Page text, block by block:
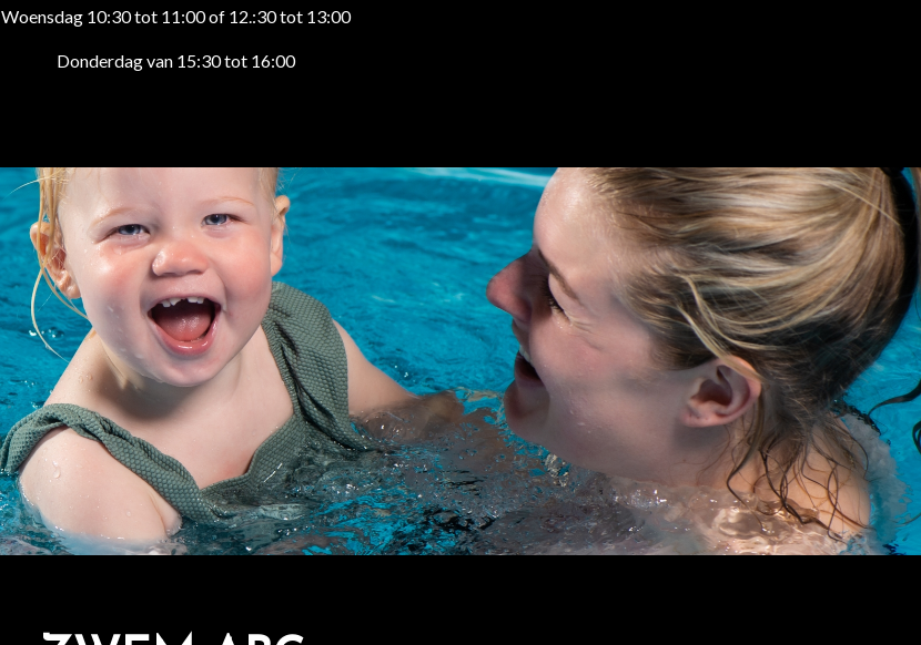
Woensdag 10:30 tot 11:00 of 12.:30 tot 13:00
Donderdag van 15:30 tot 16:00